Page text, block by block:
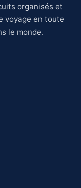
organisés et
voyage en toute
le monde.